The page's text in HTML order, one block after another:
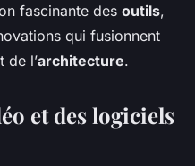
fascinante des outils,
qui fusionnent
de l’architecture.
et des logiciels